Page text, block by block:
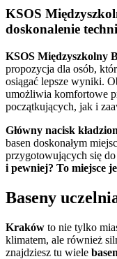
KSOS
doskonalenie
KSOS Międzyszkolny
propozycja dla osób,
osiągać lepsze wyniki.
umożliwia komfortowe
początkujących, jak i
Główny nacisk
basen doskonałym
przygotowujących się
i pewniej? To miejsce
Baseny
Kraków to nie tylko
klimatem, ale również
znajdziesz tu wiele